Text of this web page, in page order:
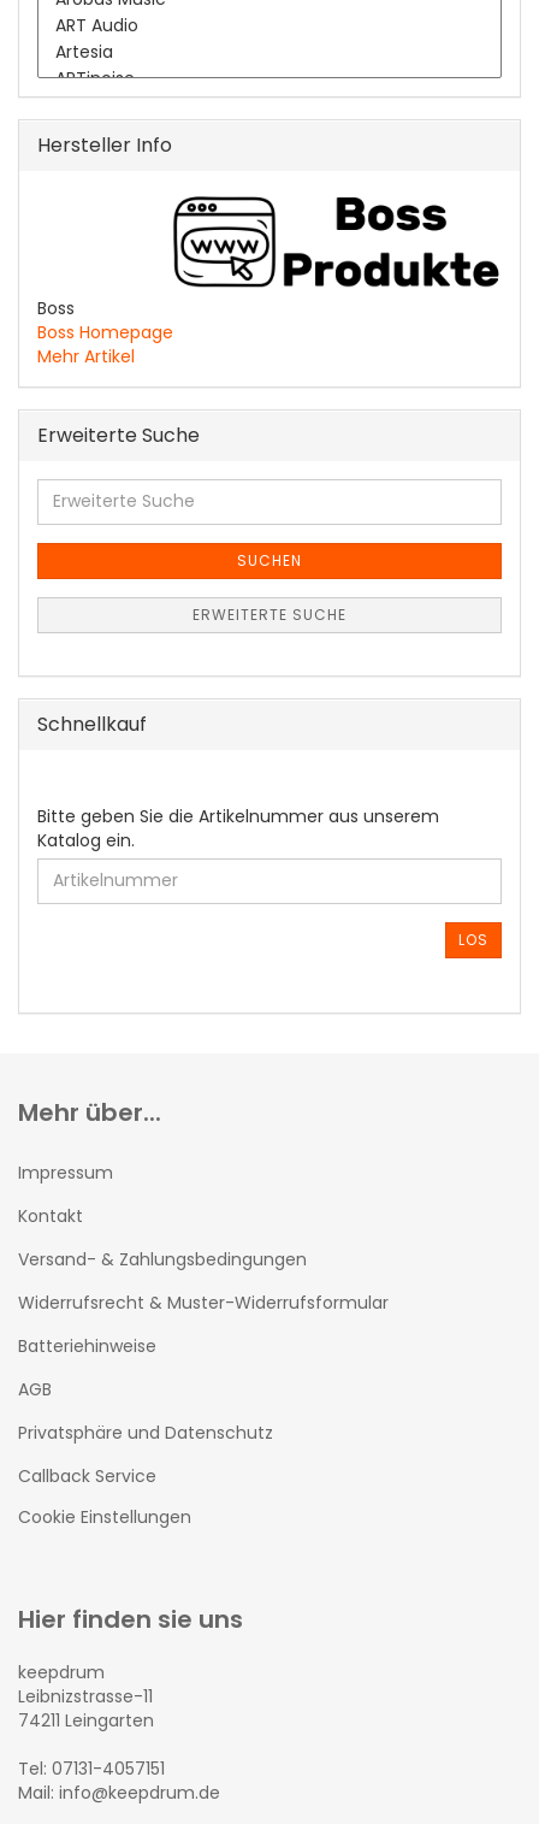
Hersteller Info
Boss
Boss Homepage
Mehr Artikel
Erweiterte Suche
Erweiterte
Suche
SUCHEN
ERWEITERTE SUCHE
Schnellkauf
BITTE
GEBEN
SIE
DIE
ARTIKELNUMMER
EIN.
Bitte geben Sie die Artikelnummer aus unserem
Katalog ein.
LOS
Mehr über...
Impressum
Kontakt
Versand- & Zahlungsbedingungen
Widerrufsrecht & Muster-Widerrufsformular
Batteriehinweise
AGB
Privatsphäre und Datenschutz
Callback Service
Cookie Einstellungen
Hier finden sie uns
keepdrum
Leibnizstrasse-11
74211 Leingarten
Tel: 07131-4057151
Mail: info@keepdrum.de